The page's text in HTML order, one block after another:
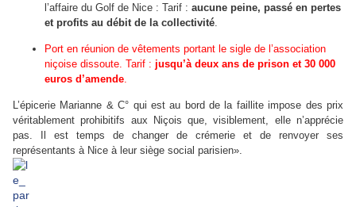
l’affaire du Golf de Nice : Tarif : aucune peine, passé en pertes
et profits au débit de la collectivité.
Port en réunion de vêtements portant le sigle de l’association
niçoise dissoute. Tarif : jusqu’à deux ans de prison et 30 000
euros d’amende.
L’épicerie Marianne & C° qui est au bord de la faillite impose des prix
véritablement prohibitifs aux Niçois que, visiblement, elle n’apprécie
pas. Il est temps de changer de crémerie et de renvoyer ses
représentants à Nice à leur siège social parisien».